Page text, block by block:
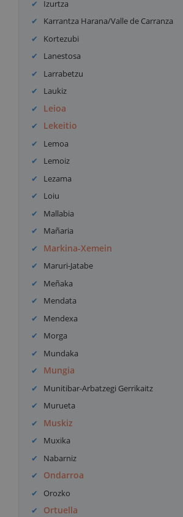
Izurtza
Karrantza Harana/Valle de Carranza
Kortezubi
Lanestosa
Larrabetzu
Laukiz
Leioa
Lekeitio
Lemoa
Lemoiz
Lezama
Loiu
Mallabia
Mañaria
Markina-Xemein
Maruri-Jatabe
Meñaka
Mendata
Mendexa
Morga
Mundaka
Mungia
Munitibar-Arbatzegi Gerrikaitz
Murueta
Muskiz
Muxika
Nabarniz
Ondarroa
Orozko
Ortuella